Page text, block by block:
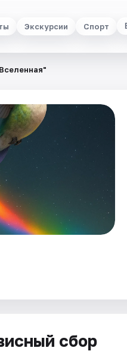
Экскурсии Спорт
сбор